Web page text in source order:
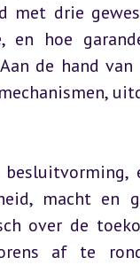
met drie
en hoe
de hand van
macht en
over de
af te